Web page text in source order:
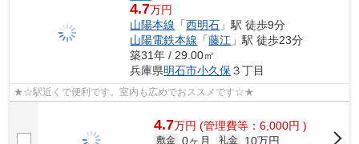
4.7万円
山陽本線 「西明石 」駅 徒歩9分
山陽電鉄本線 「藤江 」駅 徒歩23分
築31年 / 29.00㎡
兵庫県明石市小久保３丁目
★☆駅近くで便利です。室内も広めでおススメです☆★
4.7万円 (管理費等：6,000円 )
敷金 0ヶ月 礼金 10万円